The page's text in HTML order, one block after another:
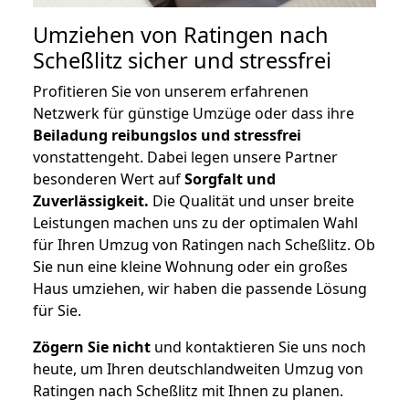
Umziehen von Ratingen nach
Scheßlitz sicher und stressfrei
Profitieren Sie von unserem erfahrenen
Netzwerk für günstige Umzüge oder dass ihre
Beiladung reibungslos und stressfrei
vonstattengeht. Dabei legen unsere Partner
besonderen Wert aufSorgfalt und
Zuverlässigkeit. Die Qualität und unser breite
Leistungen machen uns zu der optimalen Wahl
für Ihren Umzug von Ratingen nach Scheßlitz. Ob
Sie nun eine kleine Wohnung oder ein großes
Haus umziehen, wir haben die passende Lösung
für Sie.
Zögern Sie nicht und kontaktieren Sie uns noch
heute, um Ihren deutschlandweiten Umzug von
Ratingen nach Scheßlitz mit Ihnen zu planen.